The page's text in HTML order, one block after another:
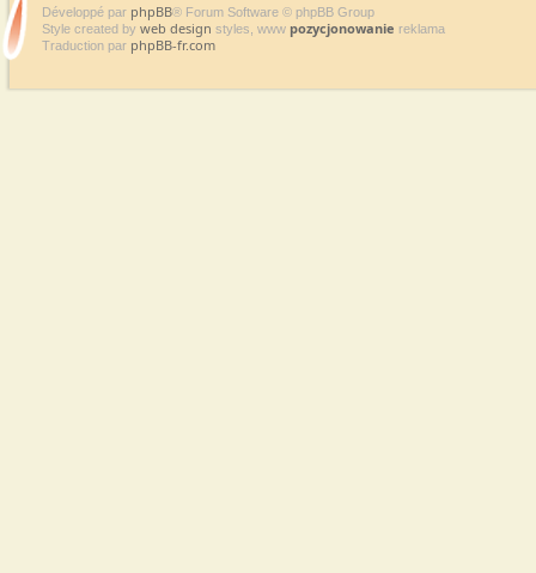
Développé par phpBB® Forum Software © phpBB Group
Style created by web design styles, www pozycjonowanie reklama
Traduction par phpBB-fr.com